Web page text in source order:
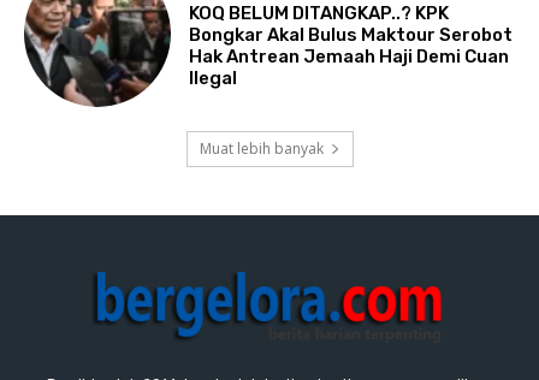
KOQ BELUM DITANGKAP..? KPK
Bongkar Akal Bulus Maktour Serobot
Hak Antrean Jemaah Haji Demi Cuan
Ilegal
Muat lebih banyak